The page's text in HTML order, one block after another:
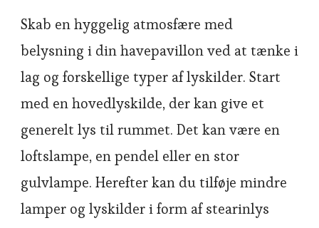
Skab en hyggelig atmosfære med
belysning i din havepavillon ved at tænke i
lag og forskellige typer af lyskilder. Start
med en hovedlyskilde, der kan give et
generelt lys til rummet. Det kan være en
loftslampe, en pendel eller en stor
gulvlampe. Herefter kan du tilføje mindre
lamper og lyskilder i form af stearinlys